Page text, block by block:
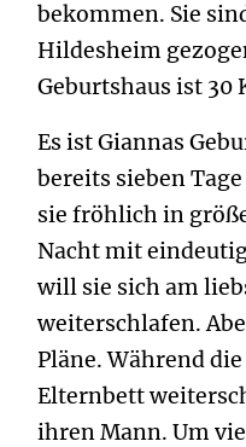
bekommen. Sie
Hildesheim
Geburtshaus ist
Es ist Giannas
bereits sieben
sie fröhlich in
Nacht mit
will sie sich am
weiterschlafen.
Pläne. Während
Elternbett
ihren Mann. Um